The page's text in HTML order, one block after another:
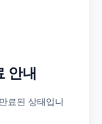
안내
료된 상태입니